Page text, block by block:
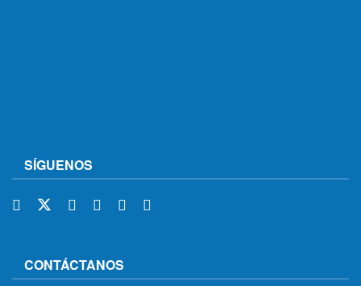
SÍGUENOS
CONTÁCTANOS